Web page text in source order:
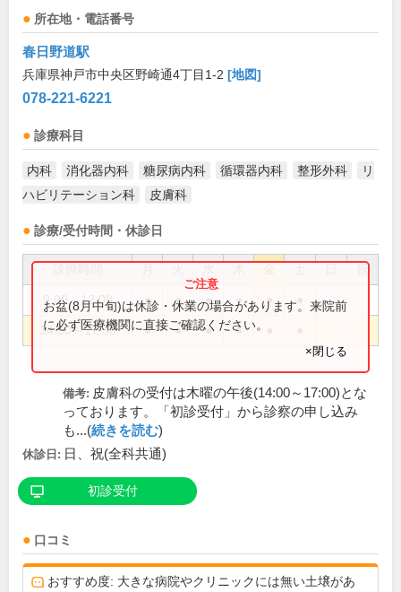
所在地・電話番号
春日野道駅
兵庫県神戸市中央区野崎通4丁目1-2 [地図]
078-221-6221
診療科目
内科 消化器内科 糖尿病内科 循環器内科 整形外科
リ
ハビリテーション科
皮膚科
診療/受付時間・休診日
祝
9:00～12:00 ● ● ● ● ●
14:00～17:30 ● ● ● ●
お盆(8月中旬)は休診・休業の場合があります。来院前
に必ず医療機関に直接ご確認ください。
×閉じる
備考: 皮膚科の受付は木曜の午後(14:00～17:00)とな
っております。「初診受付」から診察の申し込み
も...(続きを読む)
休診日: 日、祝(全科共通)
初診受付
口コミ
おすすめ度: 大きな病院やクリニックには無い土壌があ